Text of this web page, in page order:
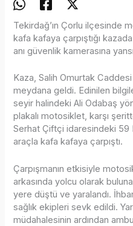
Tekirdağ’ın Çorlu ilçesinde
kafa kafaya çarpıştığı
anı güvenlik kamerasına
Kaza, Salih Omurtak Caddesi
meydana geldi. Edinilen
seyir halindeki Ali Odabaş
plakalı motosiklet, karşı
Serhat Çiftçi idaresindeki 59
araçla kafa kafaya çarpıştı.
Çarpışmanın etkisiyle
arkasında yolcu olarak
yere düştü ve yaralandı.
sağlık ekipleri sevk edildi.
müdahalesinin ardından